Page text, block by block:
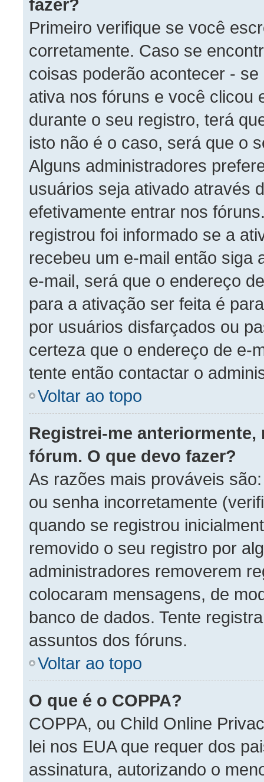
fazer?
Primeiro verifique se você
corretamente. Caso se
coisas poderão acontecer -
ativa nos fóruns e você clicou
durante o seu registro, terá
isto não é o caso, será que o
Alguns administradores
usuários seja ativado através
efetivamente entrar nos
registrou foi informado se a
recebeu um e-mail então siga
e-mail, será que o endereço
para a ativação ser feita é
por usuários disfarçados ou
certeza que o endereço de e-
tente então contactar o
Voltar ao topo
Registrei-me
fórum. O que devo fazer?
As razões mais prováveis
ou senha incorretamente
quando se registrou
removido o seu registro por
administradores removerem
colocaram mensagens, de
banco de dados. Tente
assuntos dos fóruns.
Voltar ao topo
O que é o COPPA?
COPPA, ou Child Online
lei nos EUA que requer dos
assinatura, autorizando o